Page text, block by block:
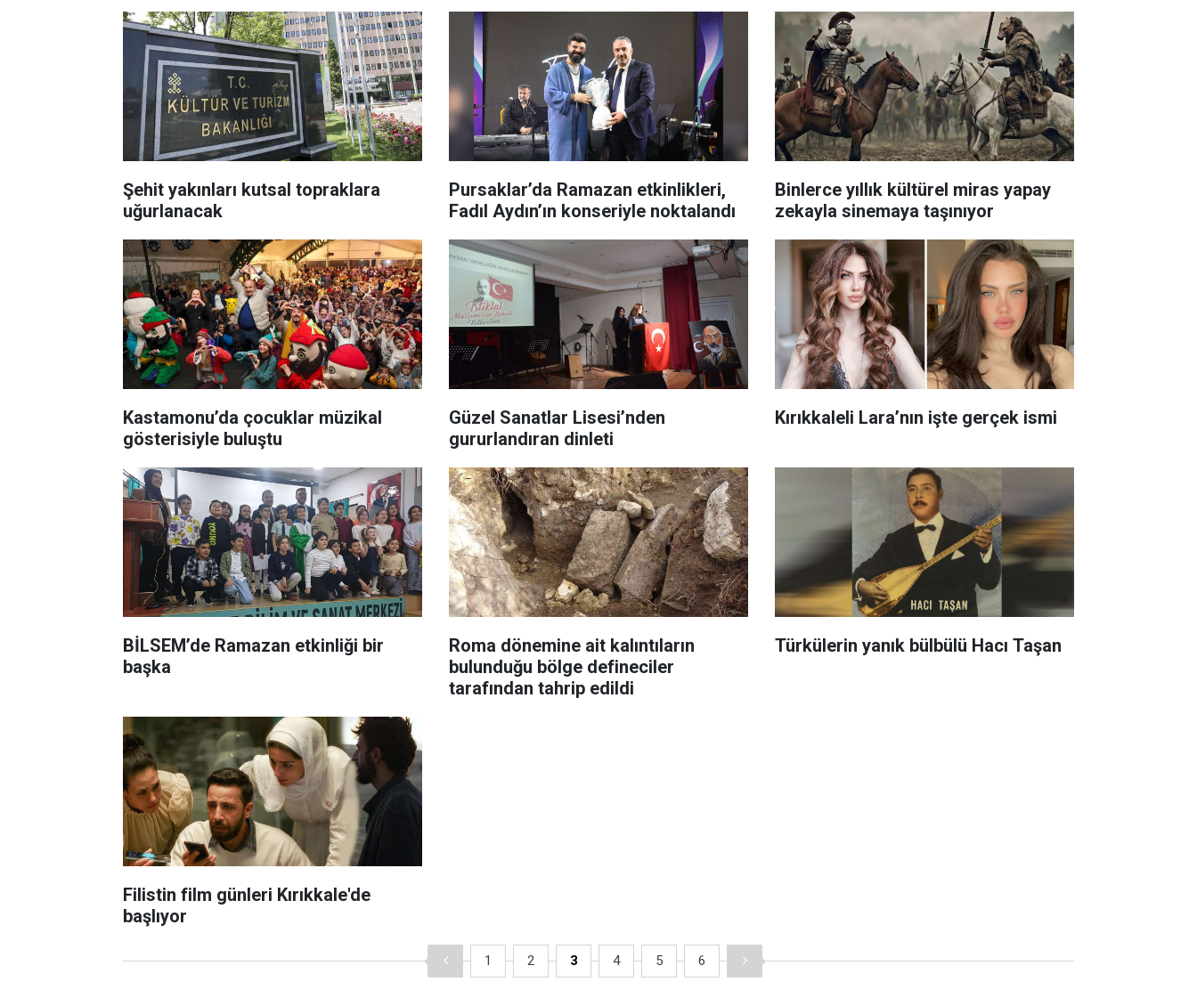
Şehit yakınları kutsal topraklara
uğurlanacak
Pursaklar’da Ramazan etkinlikleri,
Fadıl Aydın’ın konseriyle noktalandı
Binlerce yıllık kültürel miras yapay
zekayla sinemaya taşınıyor
Kastamonu’da çocuklar müzikal
gösterisiyle buluştu
Güzel Sanatlar Lisesi’nden
gururlandıran dinleti
Kırıkkaleli Lara’nın işte gerçek ismi
BİLSEM’de Ramazan etkinliği bir
başka
Roma dönemine ait kalıntıların
bulunduğu bölge defineciler
tarafından tahrip edildi
Türkülerin yanık bülbülü Hacı Taşan
Filistin film günleri Kırıkkale'de
başlıyor
1 2 3 4 5 6